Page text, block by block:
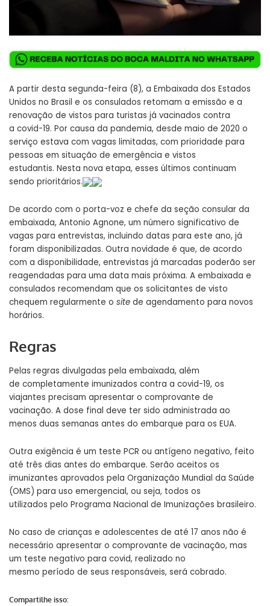
A partir desta segunda-feira (8), a Embaixada dos Estados
Unidos no Brasil e os consulados retomam a emissão e a
renovação de vistos para turistas já vacinados contra
a covid-19. Por causa da pandemia, desde maio de 2020 o
serviço estava com vagas limitadas, com prioridade para
pessoas em situação de emergência e vistos
estudantis. Nesta nova etapa, esses últimos continuam
sendo prioritários.
De acordo com o porta-voz e chefe da seção consular da
embaixada, Antonio Agnone, um número significativo de
vagas para entrevistas, incluindo datas para este ano, já
foram disponibilizadas. Outra novidade é que, de acordo
com a disponibilidade, entrevistas já marcadas poderão ser
reagendadas para uma data mais próxima. A embaixada e
consulados recomendam que os solicitantes de visto
chequem regularmente o site de agendamento para novos
horários.
Regras
Pelas regras divulgadas pela embaixada, além
de completamente imunizados contra a covid-19, os
viajantes precisam apresentar o comprovante de
vacinação. A dose final deve ter sido administrada ao
menos duas semanas antes do embarque para os EUA.
Outra exigência é um teste PCR ou antígeno negativo, feito
até três dias antes do embarque. Serão aceitos os
imunizantes aprovados pela Organização Mundial da Saúde
(OMS) para uso emergencial, ou seja, todos os
utilizados pelo Programa Nacional de Imunizações brasileiro.
No caso de crianças e adolescentes de até 17 anos não é
necessário apresentar o comprovante de vacinação, mas
um teste negativo para covid, realizado no
mesmo período de seus responsáveis, será cobrado.
Compartilhe isso: